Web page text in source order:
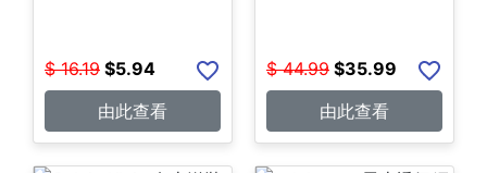
$ 16.19 $5.94
由此查看
$ 44.99 $35.99
由此查看